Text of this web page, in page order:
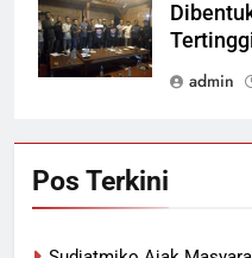
admin
Pos Terkini